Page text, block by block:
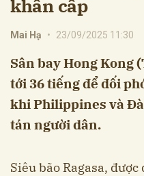
khẩn cấp
Mai Hạ • 23/09/2025 11:30
Sân bay Hong Kong
tới 36 tiếng để đối
khi Philippines và
tán người dân.
Siêu bão Ragasa,